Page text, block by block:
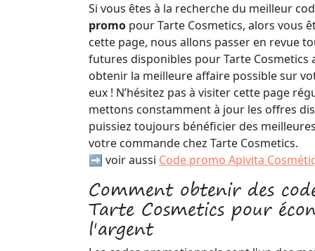
Si vous êtes à la recherche du meilleur
promo pour Tarte Cosmetics, alors vous
cette page, nous allons passer en revue
futures disponibles pour Tarte Cosmetics
obtenir la meilleure affaire possible sur
eux ! N’hésitez pas à visiter cette page
mettons constamment à jour les offres
puissiez toujours bénéficier des
votre commande chez Tarte Cosmetics.
➡️ voir aussi Code promo Apivita
Comment obtenir des
Tarte Cosmetics pour
l'argent